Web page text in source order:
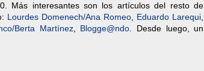
Más interesantes son los artículos del resto de
Lourdes Domenech/Ana Romeo Eduardo Larequi
Berta Martínez, Blogge@ndo . Desde luego, un